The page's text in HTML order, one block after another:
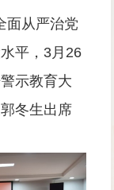
面从严治党
平， 3月 26
示教育大
冬生出席